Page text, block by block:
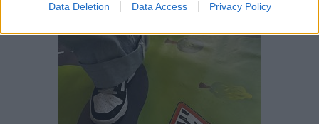
Data Deletion Data Access Privacy Policy